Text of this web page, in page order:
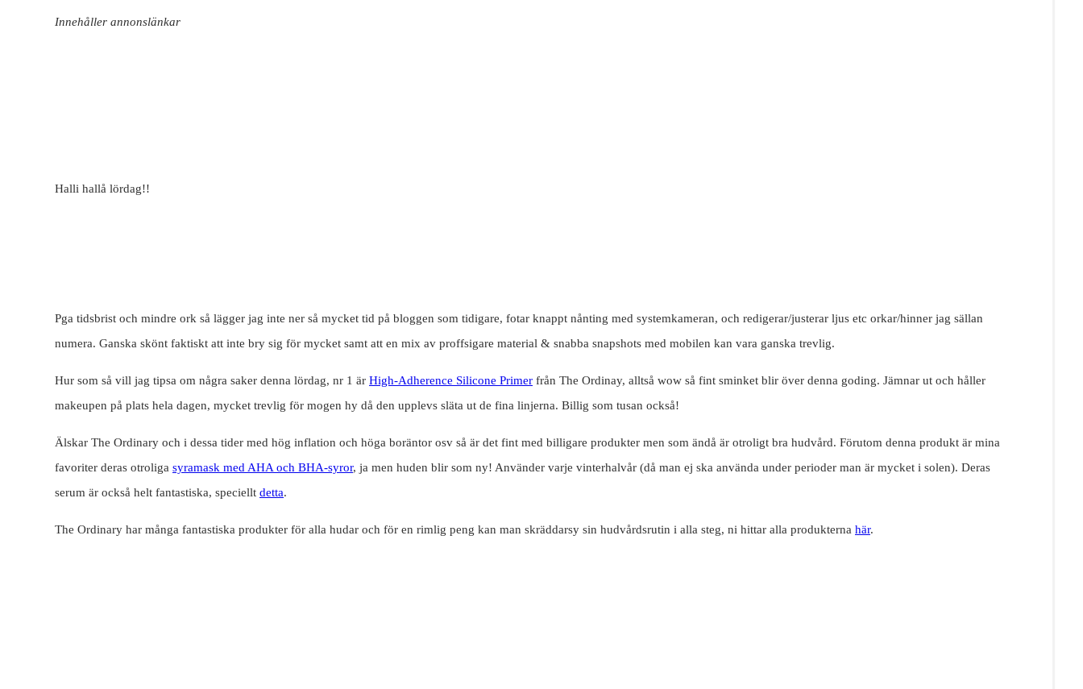
Innehåller annonslänkar
Halli hallå lördag!!
Pga tidsbrist och mindre ork så lägger jag inte ner så mycket tid på bloggen som tidigare, fotar knappt nånting med systemkameran, och redigerar/justerar ljus etc orkar/hinner jag sällan
numera. Ganska skönt faktiskt att inte bry sig för mycket samt att en mix av proffsigare material & snabba snapshots med mobilen kan vara ganska trevlig.
Hur som så vill jag tipsa om några saker denna lördag, nr 1 är High-Adherence Silicone Primer från The Ordinay, alltså wow så fint sminket blir över denna goding. Jämnar ut och håller
makeupen på plats hela dagen, mycket trevlig för mogen hy då den upplevs släta ut de fina linjerna. Billig som tusan också!
Älskar The Ordinary och i dessa tider med hög inflation och höga boräntor osv så är det fint med billigare produkter men som ändå är otroligt bra hudvård. Förutom denna produkt är mina
favoriter deras otroliga syramask med AHA och BHA-syror, ja men huden blir som ny! Använder varje vinterhalvår (då man ej ska använda under perioder man är mycket i solen). Deras
serum är också helt fantastiska, speciellt detta.
The Ordinary har många fantastiska produkter för alla hudar och för en rimlig peng kan man skräddarsy sin hudvårdsrutin i alla steg, ni hittar alla produkterna här.